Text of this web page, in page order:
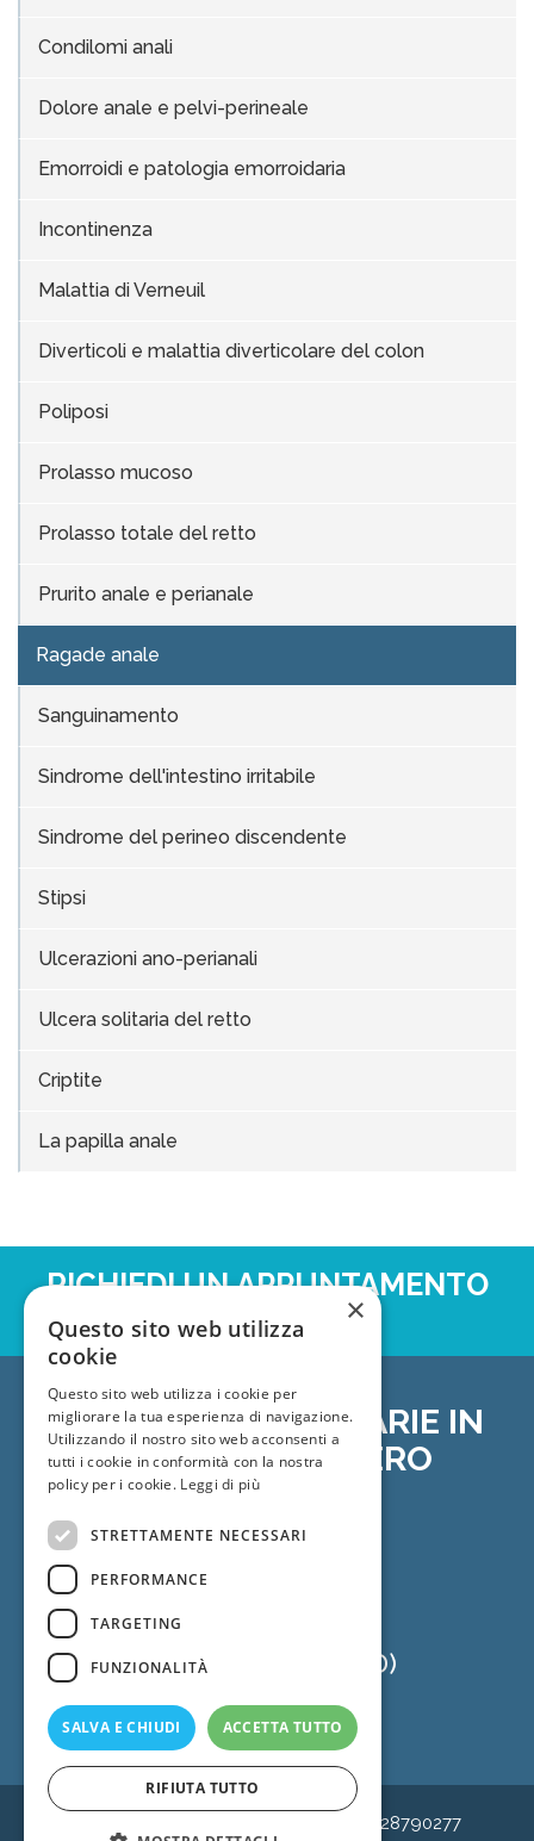
Condilomi anali
Dolore anale e pelvi-perineale
Emorroidi e patologia emorroidaria
Incontinenza
Malattia di Verneuil
Diverticoli e malattia diverticolare del colon
Poliposi
Prolasso mucoso
Prolasso totale del retto
Prurito anale e perianale
Ragade anale
Sanguinamento
Sindrome dell'intestino irritabile
Sindrome del perineo discendente
Stipsi
Ulcerazioni ano-perianali
Ulcera solitaria del retto
Criptite
La papilla anale
RICHIEDI UN APPUNTAMENTO
STRUTTURE SANITARIE IN
CUI VISITO E OPERO
Mira (VE)
Ponte di Brenta (PD)
Diagnostica Riviera srl
Tel. +39 049.6225200
P.IVA 02628790277
×
Questo sito web utilizza
cookie
Questo sito web utilizza i cookie per
migliorare la tua esperienza di navigazione.
Utilizzando il nostro sito web acconsenti a
tutti i cookie in conformità con la nostra
policy per i cookie. Leggi di più
STRETTAMENTE NECESSARI
PERFORMANCE
TARGETING
FUNZIONALITÀ
SALVA E CHIUDI ACCETTA TUTTO
RIFIUTA TUTTO